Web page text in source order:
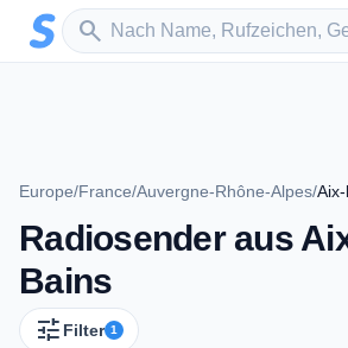
Zum Hauptinhalt springen
search
Sender suchen
Europe/France/Auvergne-Rhône-Alpes/
Radiosender aus
Bains
tune Filter 1